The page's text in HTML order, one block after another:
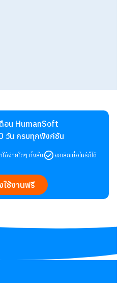
ดือน HumanSoft
วัน ครบทุกฟังก์ชัน
ใช้จ่ายใดๆ ทั้งสิ้น ยกเลิกเมื่อไหร่ก็ได้
ใช้งานฟรี